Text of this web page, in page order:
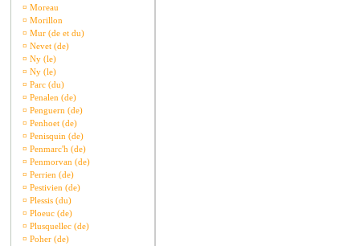
¤ Moreau
¤ Morillon
¤ Mur (de et du)
¤ Nevet (de)
¤ Ny (le)
¤ Ny (le)
¤ Parc (du)
¤ Penalen (de)
¤ Penguern (de)
¤ Penhoet (de)
¤ Penisquin (de)
¤ Penmarc'h (de)
¤ Penmorvan (de)
¤ Perrien (de)
¤ Pestivien (de)
¤ Plessis (du)
¤ Ploeuc (de)
¤ Plusquellec (de)
¤ Poher (de)